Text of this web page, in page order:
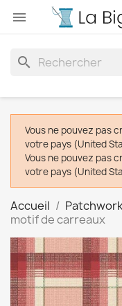

search
Vous ne pouvez pas
votre pays (United
Vous ne pouvez pas
votre pays (United
Accueil Patchwork
motif de carreaux